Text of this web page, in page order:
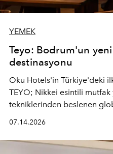
YEMEK
Teyo: Bodrum'un
destinasyonu
Oku Hotels'in Türkiye'deki
TEYO; Nikkei esintili mutfak
tekniklerinden beslenen
07.14.2026